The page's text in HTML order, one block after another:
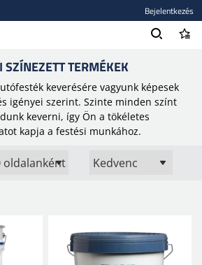
Bejelentkezés
SZÍNEZETT TERMÉKEK
keverésére vagyunk képesek
igényei szerint. Szinte minden színt
keverni, így Ön a tökéletes
kapja a festési munkához.